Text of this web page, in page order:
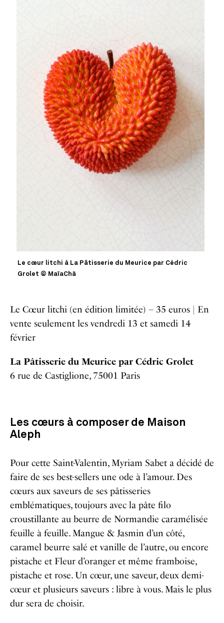
Le cœur litchi à La Pâtisserie du Meurice par Cédric
Grolet © MaïaChä
Le Cœur litchi (en édition limitée) – 35 euros | En
vente seulement les vendredi 13 et samedi 14
février
La Pâtisserie du Meurice par Cédric Grolet
6 rue de Castiglione, 75001 Paris
Les cœurs à composer de Maison
Aleph
Pour cette Saint-Valentin, Myriam Sabet a décidé de
faire de ses best-sellers une ode à l’amour. Des
cœurs aux saveurs de ses pâtisseries
emblématiques, toujours avec la pâte filo
croustillante au beurre de Normandie caramélisée
feuille à feuille. Mangue & Jasmin d’un côté,
caramel beurre salé et vanille de l’autre, ou encore
pistache et Fleur d’oranger et même framboise,
pistache et rose.Un cœur, une saveur, deux demi-
cœur et plusieurs saveurs : libre à vous. Mais le plus
dur sera de choisir.